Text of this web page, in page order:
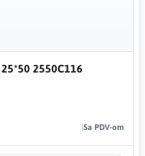
25*50 2550C116
Sa PDV-om